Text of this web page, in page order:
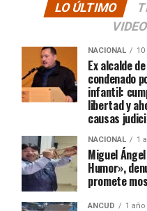
LO ÚLTIMO
NACIONAL
Ex alcalde
condenado
infantil:
libertad y
causas
NACIONAL 1
Miguel
Humor»,
promete
ANCUD 1 año